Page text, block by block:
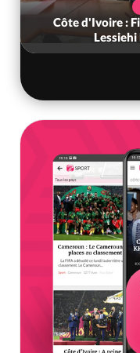
Côte d'Ivoire :